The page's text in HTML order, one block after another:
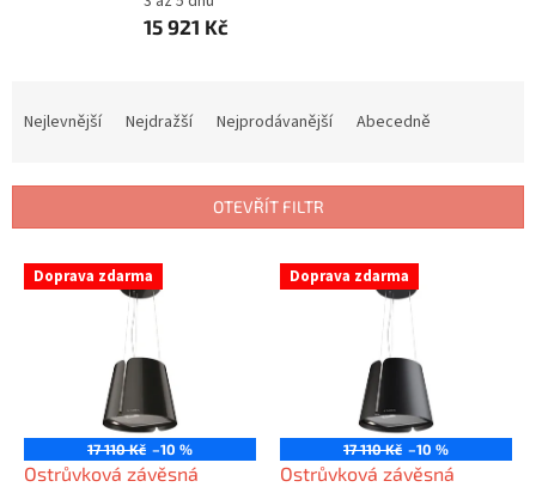
15 921 Kč
í
Nejlevnější Nejdražší Nejprodávanější Abecedně
OTEVŘÍT FILTR
V Doprava zdarma
17 110 Kč –10 %
Ostrůvková závěsná
Doprava zdarma
17 110 Kč –10 %
Ostrůvková závěsná